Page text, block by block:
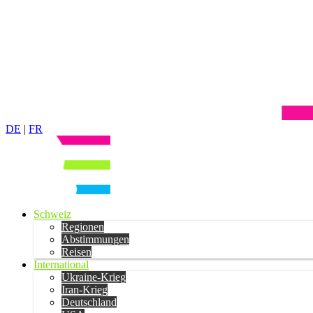
DE | FR
Schweiz
Regionen
Abstimmungen
Reisen
International
Ukraine-Krieg
Iran-Krieg
Deutschland